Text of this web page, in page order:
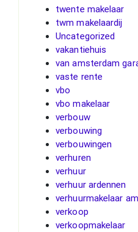
twente makelaar
twm makelaardij
Uncategorized
vakantiehuis
van amsterdam
vaste rente
vbo
vbo makelaar
verbouw
verbouwing
verbouwingen
verhuren
verhuur
verhuur ardennen
verhuurmakelaar
verkoop
verkoopmakelaar